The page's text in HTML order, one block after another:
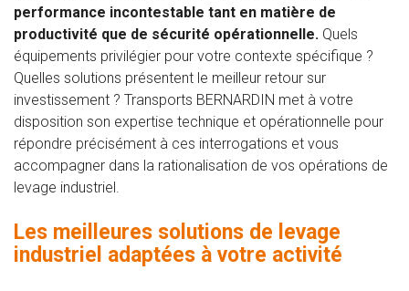
performance incontestable tant en matière de
productivité que de sécurité opérationnelle. Quels
équipements privilégier pour votre contexte spécifique ?
Quelles solutions présentent le meilleur retour sur
investissement ? Transports BERNARDIN met à votre
disposition son expertise technique et opérationnelle pour
répondre précisément à ces interrogations et vous
accompagner dans la rationalisation de vos opérations de
levage industriel.
Les meilleures solutions de levage
industriel adaptées à votre activité